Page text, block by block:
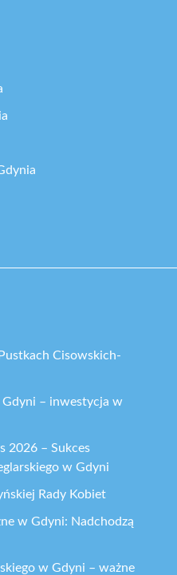
Cisowskich-
– inwestycja w
2026 – Sukces
w Gdyni
Rady Kobiet
w Gdyni: Nadchodzą
w Gdyni – ważne